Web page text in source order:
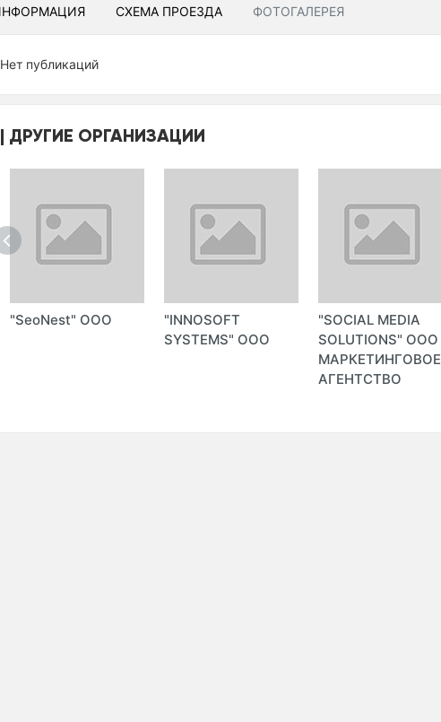
СХЕМА ПРОЕЗДА ФОТОГАЛЕРЕЯ
Нет публикаций
ДРУГИЕ ОРГАНИЗАЦИИ
"SeoNest" ООО
"INNOSOFT
SYSTEMS" ООО
"SOCIAL MEDIA
SOLUTIONS" ООО
МАРКЕТИНГОВОЕ
АГЕНТСТВО